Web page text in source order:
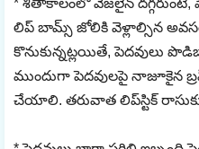
* శీతాకాలంలో వేజలైన్ దగ్గరుంటే,
లిప్ బామ్స్ జోలికి వెళ్లాల్సిన
కొనుకున్నట్లయితే, పెదవులు
ముందుగా పెదవులపై నాజూకైన
చేయాలి. తరువాత లిప్‌స్టిక్